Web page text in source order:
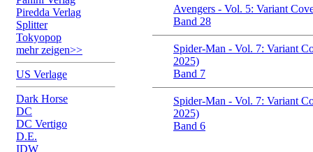
Piredda Verlag
Splitter
Tokyopop
mehr zeigen>>
US Verlage
Dark Horse
DC
DC Vertigo
D.E.
IDW
Avengers - Vol. 5: Variant
Band 28
Spider-Man - Vol. 7: Variant
2025)
Band 7
Spider-Man - Vol. 7: Variant
2025)
Band 6